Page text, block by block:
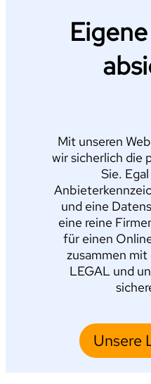
Mit unseren
wir sicherlich die
Sie.
und eine
eine reine
für einen
zusammen mit
LEGAL und
Unsere